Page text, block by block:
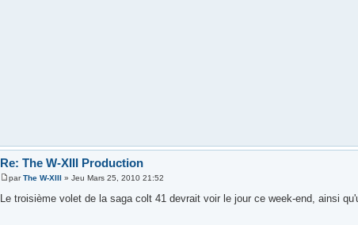
Re: The W-XIII Production
parThe W-XIII» Jeu Mars 25, 2010 21:52
Le troisième volet de la saga colt 41 devrait voir le jour ce week-end, ainsi